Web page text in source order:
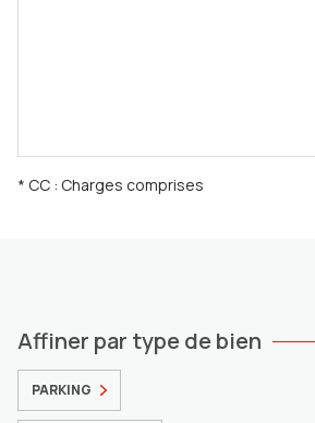
* CC : Charges comprises
Affiner par type de bien
PARKING